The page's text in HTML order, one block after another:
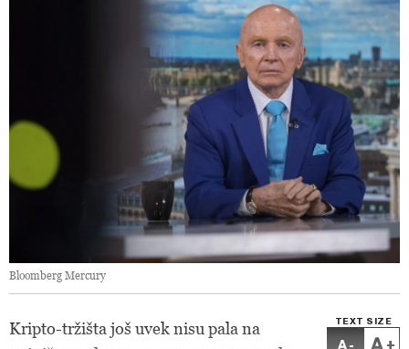
Bloomberg Mercury
TEXT SIZE
- +
Kripto-tržišta još uvek nisu pala na